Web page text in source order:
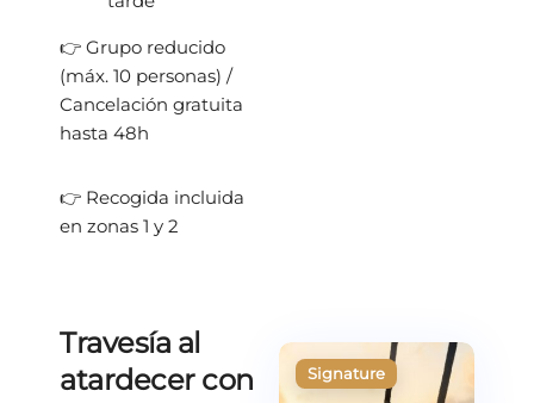
👉 Grupo reducido
(máx. 10 personas) /
Cancelación gratuita
hasta 48h
👉 Recogida incluida
en zonas 1 y 2
Travesía al
atardecer con